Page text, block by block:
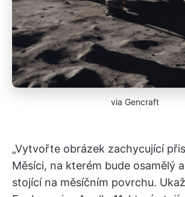
via Gencraft
„Vytvořte obrázek zachycující
Měsíci, na kterém bude osamělý
stojící na měsíčním povrchu.